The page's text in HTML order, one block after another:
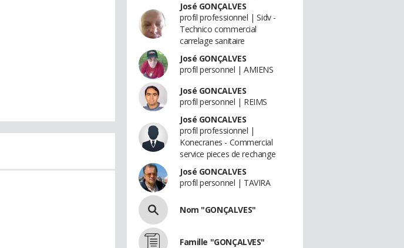
José GONÇALVES
profil professionnel | Sidv -
Technico commercial
carrelage sanitaire
José GONÇALVES
profil personnel | AMIENS
José GONCALVES
profil personnel | REIMS
José GONCALVES
profil professionnel |
Konecranes - Commercial
service pieces de rechange
José GONCALVES
profil personnel | TAVIRA
Nom "GONÇALVES"
Famille "GONÇALVES"